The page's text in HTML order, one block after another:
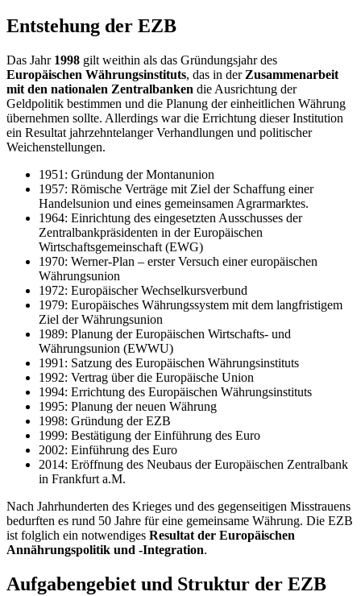
Entstehung der EZB
Das Jahr 1998 gilt weithin als das Gründungsjahr des
Europäischen Währungsinstituts, das in der Zusammenarbeit
mit den nationalen Zentralbanken die Ausrichtung der
Geldpolitik bestimmen und die Planung der einheitlichen Währung
übernehmen sollte. Allerdings war die Errichtung dieser Institution
ein Resultat jahrzehntelanger Verhandlungen und politischer
Weichenstellungen.
1951: Gründung der Montanunion
1957: Römische Verträge mit Ziel der Schaffung einer
Handelsunion und eines gemeinsamen Agrarmarktes.
1964: Einrichtung des eingesetzten Ausschusses der
Zentralbankpräsidenten in der Europäischen
Wirtschaftsgemeinschaft (EWG)
1970: Werner-Plan – erster Versuch einer europäischen
Währungsunion
1972: Europäischer Wechselkursverbund
1979: Europäisches Währungssystem mit dem langfristigem
Ziel der Währungsunion
1989: Planung der Europäischen Wirtschafts- und
Währungsunion (EWWU)
1991: Satzung des Europäischen Währungsinstituts
1992: Vertrag über die Europäische Union
1994: Errichtung des Europäischen Währungsinstituts
1995: Planung der neuen Währung
1998: Gründung der EZB
1999: Bestätigung der Einführung des Euro
2002: Einführung des Euro
2014: Eröffnung des Neubaus der Europäischen Zentralbank
in Frankfurt a.M.
Nach Jahrhunderten des Krieges und des gegenseitigen Misstrauens
bedurften es rund 50 Jahre für eine gemeinsame Währung. Die EZB
ist folglich ein notwendiges Resultat der Europäischen
Annährungspolitik und -Integration.
Aufgabengebiet und Struktur der EZB